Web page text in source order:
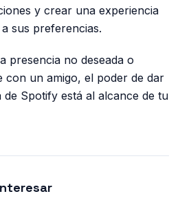
y crear una experiencia
sus preferencias.
presencia no deseada o
con un amigo, el poder de dar
Spotify está al alcance de tu